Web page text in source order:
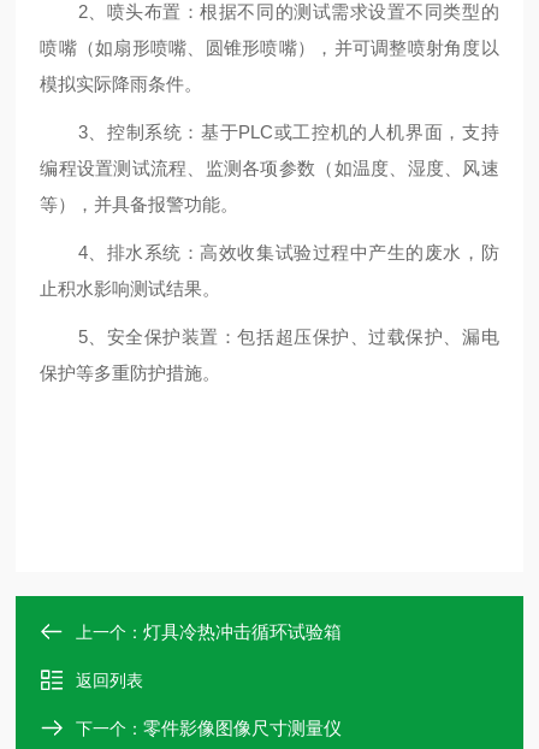
2、喷头布置：根据不同的测试需求设置不同类型的
喷嘴（如扇形喷嘴、圆锥形喷嘴），并可调整喷射角度以
模拟实际降雨条件。
3、控制系统：基于PLC或工控机的人机界面，支持
编程设置测试流程、监测各项参数（如温度、湿度、风速
等），并具备报警功能。
4、排水系统：高效收集试验过程中产生的废水，防
止积水影响测试结果。
5、安全保护装置：包括超压保护、过载保护、漏电
保护等多重防护措施。
上一个：灯具冷热冲击循环试验箱
返回列表
下一个：零件影像图像尺寸测量仪